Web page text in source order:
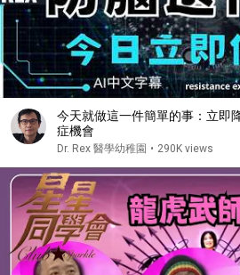
今天就做這一件簡單的事：立即
症機會
Dr. Rex 醫學幼稚園 • 290K views